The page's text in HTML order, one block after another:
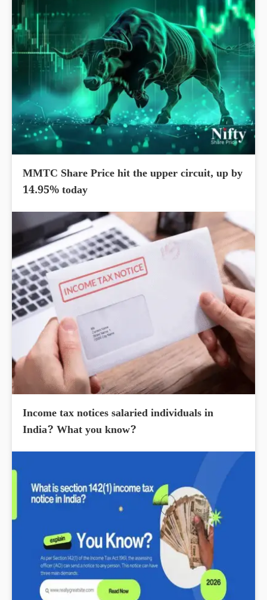
MMTC Share Price hit the upper circuit, up by
14.95% today
Income tax notices salaried individuals in
India? What you know?